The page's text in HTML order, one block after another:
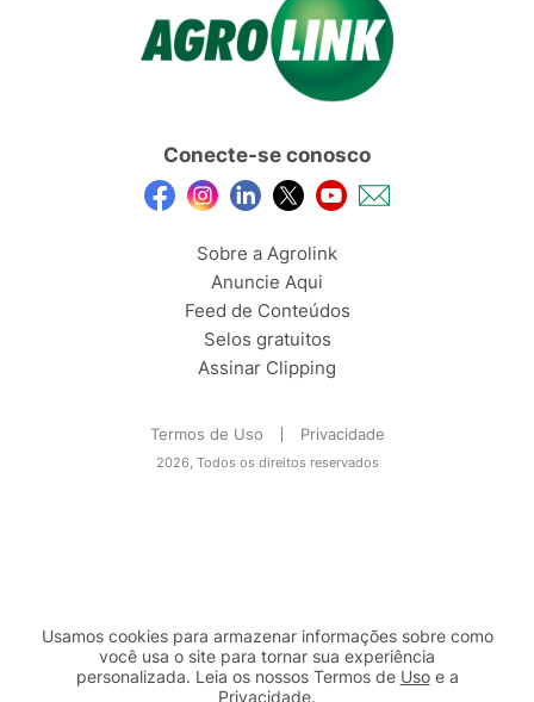
Conecte-se conosco
Sobre a Agrolink
Anuncie Aqui
Feed de Conteúdos
Selos gratuitos
Assinar Clipping
Termos de Uso Privacidade
2026, Todos os direitos reservados
Usamos cookies para armazenar informações sobre como
você usa o site para tornar sua experiência
personalizada. Leia os nossos Termos de Usoe a
Privacidade.